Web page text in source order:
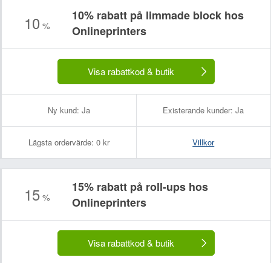
10 %
10% rabatt på limmade block hos
Onlineprinters
Visa rabattkod & butik
Ny kund: Ja Existerande kunder: Ja
Lägsta ordervärde: 0 kr Villkor
15 %
15% rabatt på roll-ups hos
Onlineprinters
Visa rabattkod & butik